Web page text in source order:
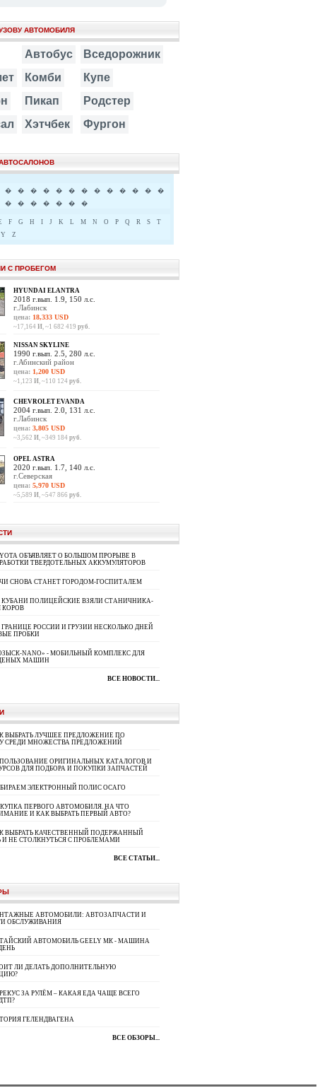
АВТОМОБИЛЯ
Автобус
Вседорожник
Комби
Купе
Пикап
Родстер
Хэтчбек Фургон
� � � � � � � � � � � �
�
� � � � � � �
F G H I J K L M N O P Q R S
T
Y Z
С ПРОБЕГОМ
HYUNDAI ELANTRA
2018 г.вып. 1.9, 150 л.с.
г.Лабинск
цена: 18,333 USD
~17,164 И, ~1 682 419 руб.
NISSAN SKYLINE
1990 г.вып. 2.5, 280 л.с.
г.Абинский район
цена: 1,200 USD
~1,123 И, ~110 124 руб.
CHEVROLET EVANDA
2004 г.вып. 2.0, 131 л.с.
г.Лабинск
цена: 3,805 USD
~3,562 И, ~349 184 руб.
OPEL ASTRA
2020 г.вып. 1.7, 140 л.с.
г.Северская
цена: 5,970 USD
~5,589 И, ~547 866 руб.
ОБЪЯВЛЯЕТ О БОЛЬШОМ ПРОРЫВЕ В
ТВЕРДОТЕЛЬНЫХ АККУМУЛЯТОРОВ
СНОВА СТАНЕТ ГОРОДОМ-ГОСПИТАЛЕМ
КУБАНИ ПОЛИЦЕЙСКИЕ ВЗЯЛИ СТАНИЧНИКА-
КОРОВ
РОССИИ И ГРУЗИИ НЕСКОЛЬКО ДНЕЙ
ПРОБКИ
NANO» - МОБИЛЬНЫЙ КОМПЛЕКС ДЛЯ
МАШИН
ВСЕ НОВОСТИ...
ВЫБРАТЬ ЛУЧШЕЕ ПРЕДЛОЖЕНИЕ ПО
СРЕДИ МНОЖЕСТВА ПРЕДЛОЖЕНИЙ
ОРИГИНАЛЬНЫХ КАТАЛОГОВ И
ДЛЯ ПОДБОРА И ПОКУПКИ ЗАПЧАСТЕЙ
ЭЛЕКТРОННЫЙ ПОЛИС ОСАГО
ПЕРВОГО АВТОМОБИЛЯ. НА ЧТО
И КАК ВЫБРАТЬ ПЕРВЫЙ АВТО?
ВЫБРАТЬ КАЧЕСТВЕННЫЙ ПОДЕРЖАННЫЙ
НЕ СТОЛКНУТЬСЯ С ПРОБЛЕМАМИ
ВСЕ СТАТЬИ...
АВТОМОБИЛИ: АВТОЗАПЧАСТИ И
ОБСЛУЖИВАНИЯ
АВТОМОБИЛЬ GEELY МК - МАШИНА
ЛИ ДЕЛАТЬ ДОПОЛНИТЕЛЬНУЮ
ЗА РУЛЁМ – КАКАЯ ЕДА ЧАЩЕ ВСЕГО
ГЕЛЕНДВАГЕНА
ВСЕ ОБЗОРЫ...